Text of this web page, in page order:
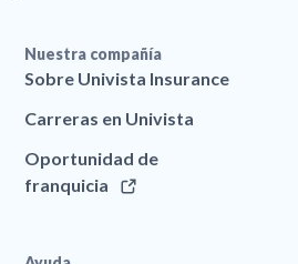
Nuestra compañía
Sobre Univista Insurance
Carreras en Univista
Oportunidad de
franquicia